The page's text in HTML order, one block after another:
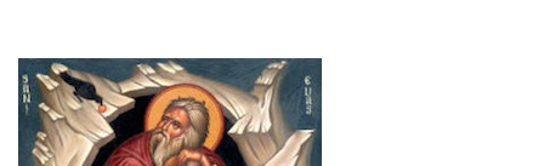
Estatutos
Biblioteca
Profesores
54ª Semana (2025)
53 Semana (2024)
Recursos
Biblioteca
Contacto